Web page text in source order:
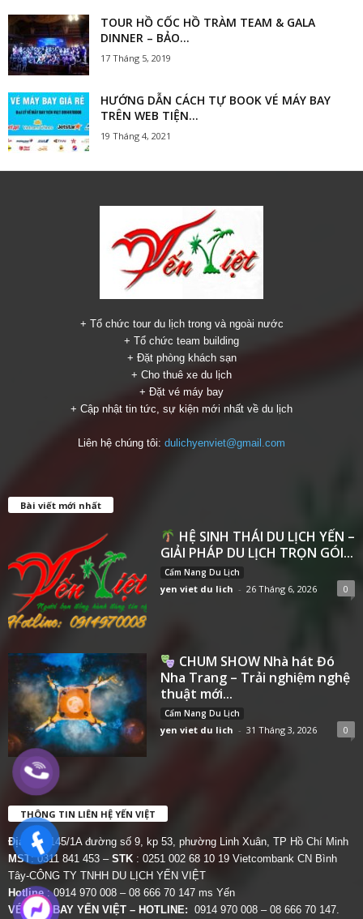
TOUR HỒ CỐC HỒ TRÀM TEAM & GALA
DINNER – BẢO...
17 Tháng 5, 2019
HƯỚNG DẪN CÁCH TỰ BOOK VÉ MÁY BAY
TRÊN WEB TIỆN...
19 Tháng 4, 2021
+ Tổ chức tour du lịch trong và ngoài nước
+ Tổ chức team building
+ Đặt phòng khách sạn
+ Cho thuê xe du lịch
+ Đặt vé máy bay
+ Cập nhật tin tức, sự kiện mới nhất về du lịch
Liên hệ chúng tôi: dulichyenviet@gmail.com
Bài viết mới nhất
HỆ SINH THÁI DU LỊCH YẾN –
GIẢI PHÁP DU LỊCH TRỌN GÓI...
Cẩm Nang Du Lịch
yen viet du lich - 26 Tháng 6, 2026 0
CHUM SHOW Nhà hát Đó
Nha Trang – Trải nghiệm nghệ
thuật mới...
Cẩm Nang Du Lịch
yen viet du lich - 31 Tháng 3, 2026 0
THÔNG TIN LIÊN HỆ YẾN VIỆT
Địa chỉ:
145/1A đường số 9, kp 53, phường Linh Xuân, TP Hồ Chí Minh
MST: 0311 841 453 – STK : 0251 002 68 10 19 Vietcombank CN Bình
Tây-CÔNG TY TNHH DU LỊCH YẾN VIỆT
Hotline: 0914 970 008 – 08 666 70 147 ms Yến
VÉ MÁY BAY YẾN VIỆT – HOTLINE: 0914 970 008 – 08 666 70 147.